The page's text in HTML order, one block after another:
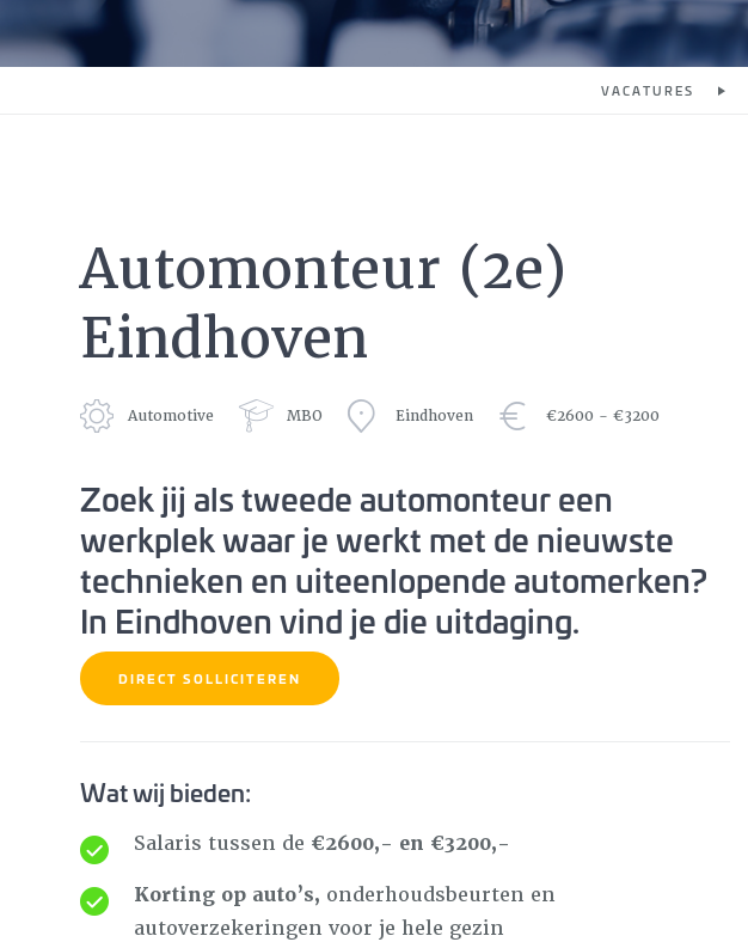
VACATURES
Automonteur (2e)
Eindhoven
Automotive MBO Eindhoven €2600 - €3200
Zoek jij als tweede automonteur een
werkplek waar je werkt met de nieuwste
technieken en uiteenlopende automerken?
In Eindhoven vind je die uitdaging.
DIRECT SOLLICITEREN
Wat wij bieden:
Salaris tussen de €2600,- en €3200,-
Korting op auto’s, onderhoudsbeurten en
autoverzekeringen voor je hele gezin